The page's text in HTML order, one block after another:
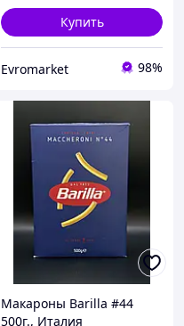
Купить
Evromarket 98%
Макароны Barilla #44
500г., Италия